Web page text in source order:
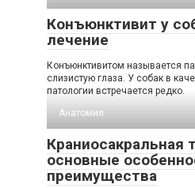
Конъюнктивит у
лечение
Конъюнктивитом называется
слизистую глаза. У собак в
патологии встречается редко.
Анатомия
Краниосакральная
основные
преимущества